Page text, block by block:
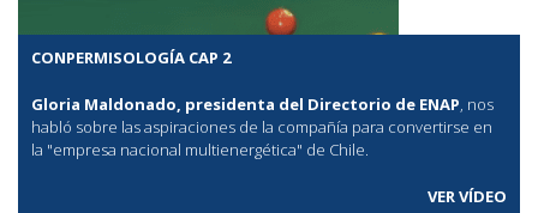
CONPERMISOLOGÍA CAP 2
Gloria Maldonado, presidenta del Directorio de ENAP, nos
habló sobre las aspiraciones de la compañía para convertirse en
la "empresa nacional multienergética" de Chile.
VER VÍDEO